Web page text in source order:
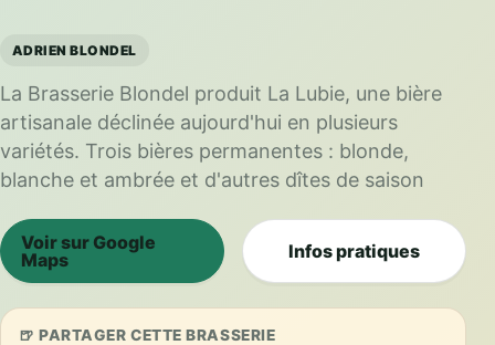
ADRIEN BLONDEL
La Brasserie Blondel produit La Lubie, une bière
artisanale déclinée aujourd'hui en plusieurs
variétés. Trois bières permanentes : blonde,
blanche et ambrée et d'autres dîtes de saison
Voir sur Google
Maps
Infos pratiques
PARTAGER CETTE BRASSERIE